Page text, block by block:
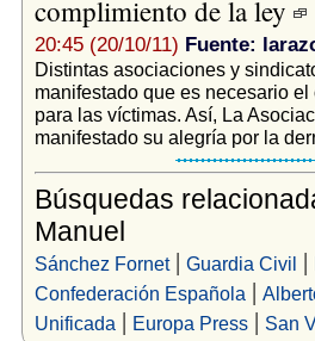
complimiento de la ley
20:45 (20/10/11) Fuente:
Distintas asociaciones y
manifestado que es necesario
para las víctimas. Así, La
manifestado su alegría por la
Búsquedas
Manuel
Sánchez Fornet| Guardia Civil |
Confederación Española |
Unificada | Europa Press| San